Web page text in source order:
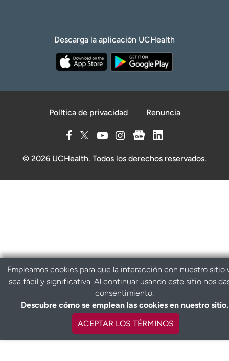
Descarga la aplicación UCHealth
Política de privacidad Renuncia
© 2026 UCHealth. Todos los derechos reservados.
Empleamos cookies para que la interacción con nuestro sitio
sea fácil y significativa. Al continuar usando este sitio nos
consentimiento.
Descubre cómo se emplean las cookies en nuestro sitio.
ACEPTAR LOS TÉRMINOS